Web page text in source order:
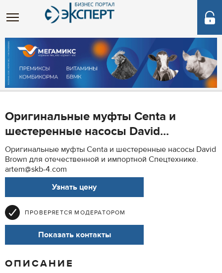
Оригинальные муфты Centa и
шестеренные насосы David...
Оригинальные муфты Centa и шестеренные насосы David
Brown для отечественной и импортной Спецтехнике.
artem@skb-4.com
Узнать цену
ПРОВЕРЯЕТСЯ МОДЕРАТОРОМ
Показать контакты
ОПИСАНИЕ